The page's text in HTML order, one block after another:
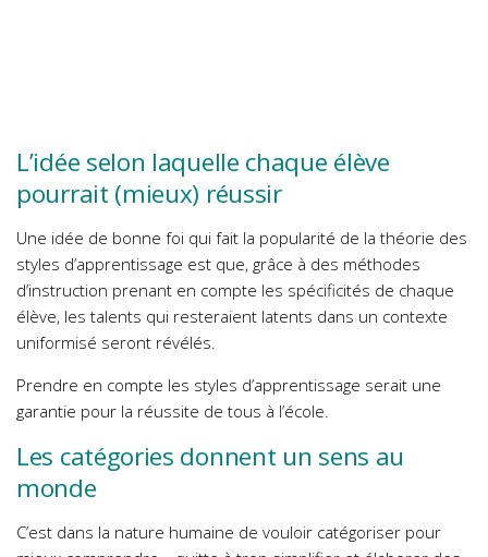
L’idée selon laquelle chaque élève
pourrait (mieux) réussir
Une idée de bonne foi qui fait la popularité de la théorie des
styles d’apprentissage est que, grâce à des méthodes
d’instruction prenant en compte les spécificités de chaque
élève, les talents qui resteraient latents dans un contexte
uniformisé seront révélés.
Prendre en compte les styles d’apprentissage serait une
garantie pour la réussite de tous à l’école.
Les catégories donnent un sens au
monde
C’est dans la nature humaine de vouloir catégoriser pour